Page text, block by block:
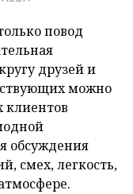
повод
друзей и
можно
клиентов
обсуждения
смех, легкость,